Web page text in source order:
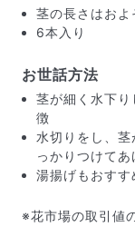
茎の長さはお
6本入り
お世話方法
茎が細く水下
徴
水切りをし、
っかりつけて
湯揚げもおすす
※花市場の取引値